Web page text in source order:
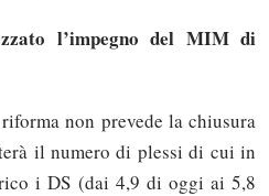
l’impegno del MIM di
non prevede la chiusura
il numero di plessi di cui in
i DS (dai 4,9 di oggi ai 5,8